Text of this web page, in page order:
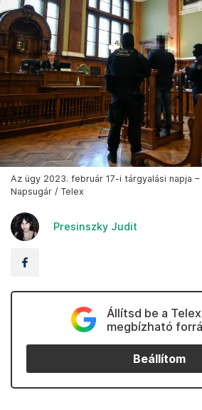
Az ügy 2023. február 17-i tárgyalási napja –
Napsugár / Telex
Presinszky Judit
Állítsd be a
megbízható
Beállítom